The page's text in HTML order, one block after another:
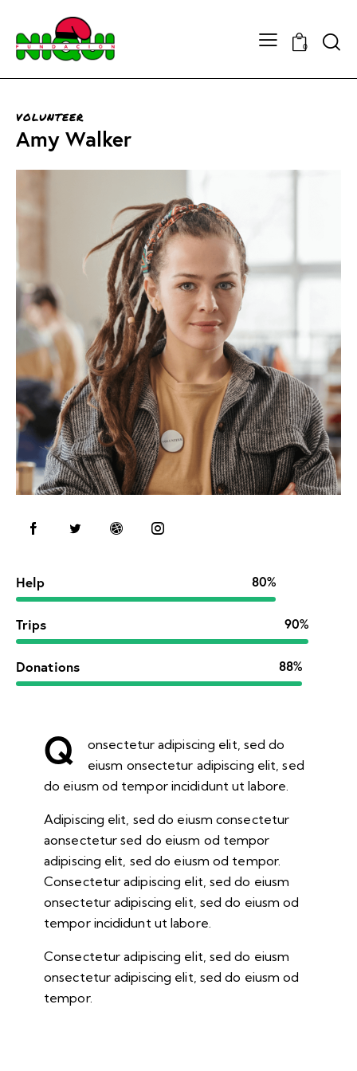
0
VOLUNTEER
Amy Walker
Help 80%
Trips 90%
Donations 88%
Q
onsectetur adipiscing elit, sed do
eiusm onsectetur adipiscing elit, sed
do eiusm od tempor incididunt ut labore.
Adipiscing elit, sed do eiusm consectetur
aonsectetur sed do eiusm od tempor
adipiscing elit, sed do eiusm od tempor.
Consectetur adipiscing elit, sed do eiusm
onsectetur adipiscing elit, sed do eiusm od
tempor incididunt ut labore.
Consectetur adipiscing elit, sed do eiusm
onsectetur adipiscing elit, sed do eiusm od
tempor.